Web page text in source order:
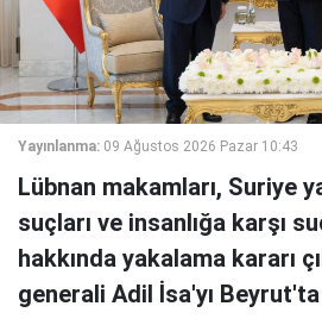
Yayınlanma: 09 Ağustos 2026 Pazar 10:43
Lübnan makamları, Suriye
suçları ve insanlığa karşı
hakkında yakalama kararı
generali Adil İsa'yı Beyrut'ta